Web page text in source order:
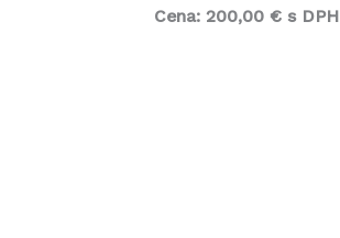
Cena: 200,00 € s DPH